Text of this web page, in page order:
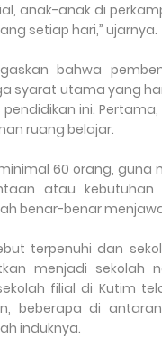
anak-anak di
setiap hari,” ujarnya.
bahwa
syarat utama yang
ini.
ruang belajar.
60 orang,
atau
benar-benar
terpenuhi dan
menjadi sekolah
filial di Kutim
beberapa di
induknya.